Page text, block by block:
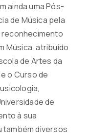
ainda uma Pós-
de Música pela
reconhecimento
Música, atribuído
de Artes da
o Curso de
de
à sua
diversos